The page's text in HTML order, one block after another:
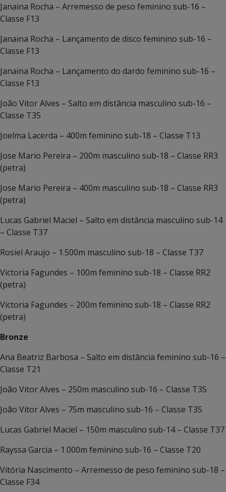
Janaina Rocha – Arremesso de peso feminino sub-16 –
Classe F13
Janaina Rocha – Lançamento de disco feminino sub-16 –
Classe F13
Janaina Rocha – Lançamento do dardo feminino sub-16 –
Classe F13
João Vitor Alves – Salto em distância masculino sub-16 –
Classe T35
Joelma Lacerda – 400m feminino sub-18 – Classe T13
Jose Mario Pereira – 200m masculino sub-18 – Classe RR3
(petra)
Jose Mario Pereira – 400m masculino sub-18 – Classe RR3
(petra)
Lucas Gabriel Maciel – Salto em distância masculino sub-14
– Classe T37
Rosiel Araujo – 1.500m masculino sub-18 – Classe T37
Victoria Fagundes – 100m feminino sub-18 – Classe RR2
(petra)
Victoria Fagundes – 200m feminino sub-18 – Classe RR2
(petra)
Bronze
Ana Beatriz Barbosa – Salto em distância feminino sub-16 –
Classe T21
João Vitor Alves – 250m masculino sub-16 – Classe T35
João Vitor Alves – 75m masculino sub-16 – Classe T35
Lucas Gabriel Maciel – 150m masculino sub-14 – Classe T37
Rayssa Garcia – 1.000m feminino sub-16 – Classe T20
Vitória Nascimento – Arremesso de peso feminino sub-18 –
Classe F34